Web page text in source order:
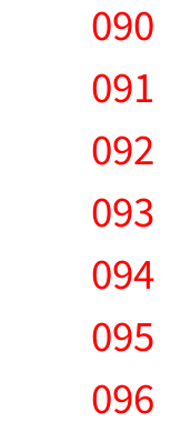
090
091
092
093
094
095
096